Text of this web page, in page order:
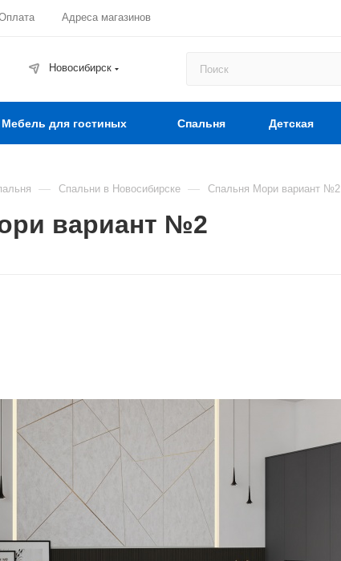
Адреса магазинов
Новосибирск
Мебель для гостиных Спальня Детская
— Спальни в Новосибирске — Спальня Мори вариант №2
вариант №2